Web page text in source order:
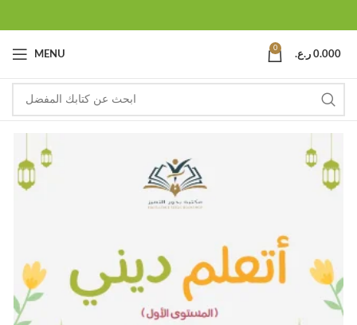
MENU
0
0.000 ر.ع.